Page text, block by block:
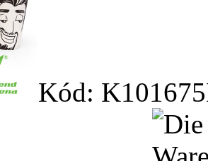
Kód: K101675